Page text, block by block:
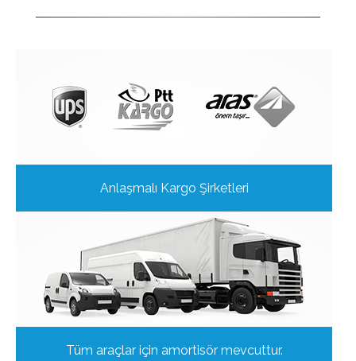
Anlaşmalı Kargo Şirketleri
Tüm araçlar için amortisör mevcuttur.